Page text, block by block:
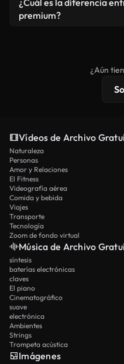
vídeos. Solo
¿Cuál es la diferencia
premium?
protecciones de¿Aún
Vídeos de Archivo
Naturaleza
Personas
Amor y Relaciones
El Fitness
Videografía aérea
Comida y bebida
Viajes
Transporte
Tecnología
Zoom de fondo virtual
Música de Archivo
síntesis
baterías electrónicas
claves
El piano
Cinematográfico
suave
electrónica
Ambientes
Strings
Trompeta acústica
Imágenes